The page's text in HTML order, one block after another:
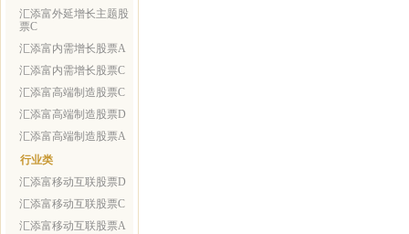
汇添富外延增长主题股
票C
汇添富内需增长股票A
汇添富内需增长股票C
汇添富高端制造股票C
汇添富高端制造股票D
汇添富高端制造股票A
行业类
汇添富移动互联股票D
汇添富移动互联股票C
汇添富移动互联股票A